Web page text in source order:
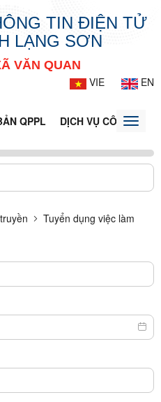
TIN ĐIỆN TỬ
LẠNG SƠN
VĂN QUAN
VIE
EN
QPPL DỊCH VỤ CÔNGToggle
Tuyển dụng việc làm